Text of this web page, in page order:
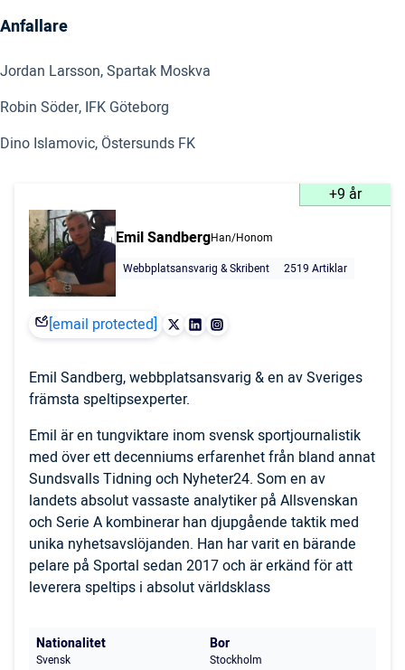
Anfallare
Jordan Larsson, Spartak Moskva
Robin Söder, IFK Göteborg
Dino Islamovic, Östersunds FK
+9 år
Emil SandbergHan/Honom
Webbplatsansvarig & Skribent
2519 Artiklar
[email protected]
Emil Sandberg, webbplatsansvarig & en av Sveriges
främsta speltipsexperter.
Emil är en tungviktare inom svensk sportjournalistik
med över ett decenniums erfarenhet från bland annat
Sundsvalls Tidning och Nyheter24. Som en av
landets absolut vassaste analytiker på Allsvenskan
och Serie A kombinerar han djupgående taktik med
unika nyhetsavslöjanden. Han har varit en bärande
pelare på Sportal sedan 2017 och är erkänd för att
leverera speltips i absolut världsklass
Nationalitet
Svensk
Bor
Stockholm